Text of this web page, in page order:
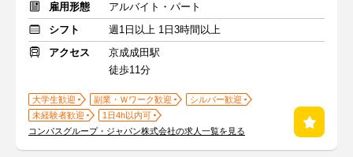
雇用形態
アルバイト・パート
シフト
週1日以上 1日3時間以上
アクセス
京成成田駅
徒歩11分
大学生歓迎 副業・Ｗワーク歓迎
シルバー歓迎
未経験者歓迎
1日4h以内可
コンパスグループ・ジャパン株式会社の求人一覧を見る